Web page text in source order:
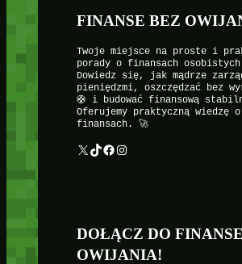
FINANSE BEZ
Twoje miejsce na proste i
porady o finansach
Dowiedz się, jak mądrze
pieniędzmi, oszczędzać bez
🛟 i budować finansową
Oferujemy praktyczną wiedzę o
finansach. 🚀
X TikTok Facebook Instagram
DOŁĄCZ DO
OWIJANIA!